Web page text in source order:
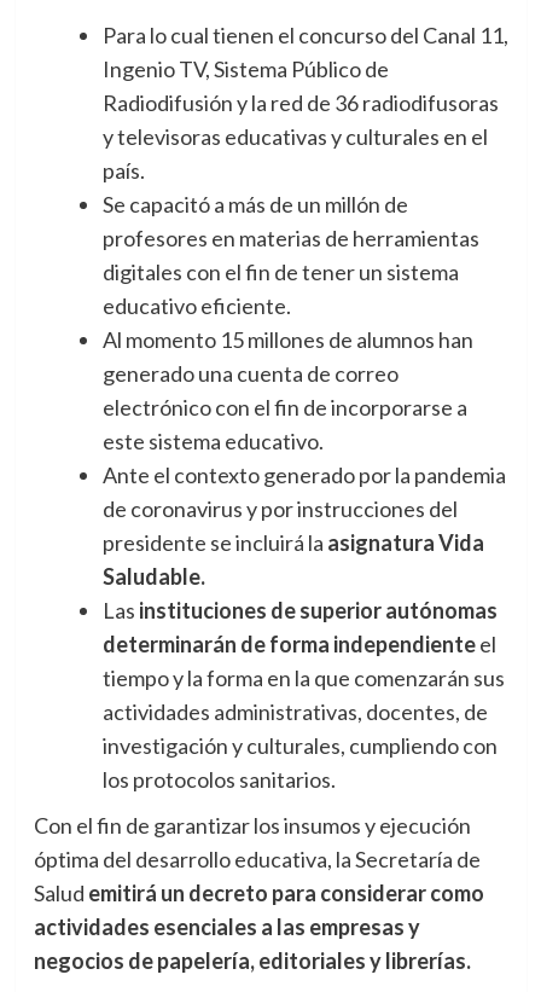
Para lo cual tienen el concurso del Canal 11,
Ingenio TV, Sistema Público de
Radiodifusión y la red de 36 radiodifusoras
y televisoras educativas y culturales en el
país.
Se capacitó a más de un millón de
profesores en materias de herramientas
digitales con el fin de tener un sistema
educativo eficiente.
Al momento 15 millones de alumnos han
generado una cuenta de correo
electrónico con el fin de incorporarse a
este sistema educativo.
Ante el contexto generado por la pandemia
de coronavirus y por instrucciones del
presidente se incluirá la asignatura Vida
Saludable.
Las instituciones de superior autónomas
determinarán de forma independienteel
tiempo y la forma en la que comenzarán sus
actividades administrativas, docentes, de
investigación y culturales, cumpliendo con
los protocolos sanitarios.
Con el fin de garantizar los insumos y ejecución
óptima del desarrollo educativa, la Secretaría de
Salud emitirá un decreto para considerar como
actividades esenciales a las empresas y
negocios de papelería, editoriales y librerías.